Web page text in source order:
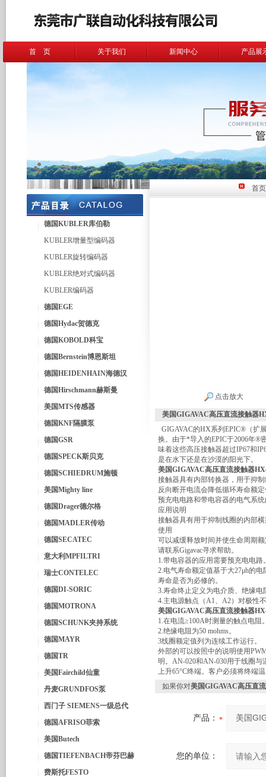
首 页 关于我们 新闻中心 产品展
德国KUBLER库伯勒
KUBLER增量型编码器
KUBLER旋转编码器
KUBLER绝对式编码器
KUBLER编码器
德国EGE
德国Hydac贺德克
德国KOBOLD科宝
德国Bernstein博恩斯坦
德国HEIDENHAIN海德汉
德国Hirschmann赫斯曼
美国MTS传感器
德国KNF隔膜泵
德国GSR
德国SPECK斯贝克
德国SCHIEDRUM施顿
美国Mighty line
德国Drager德尔格
德国MADLER传动
德国SECATEC
意大利MPFILTRI
瑞士CONTELEC
德国DI-SORIC
德国MOTRONA
德国SCHUNK夹持系统
德国MAYR
德国TR
美国Fairchild仙童
丹麦GRUNDFOS泵
西门子 SIEMENS一级总代
德国AFRISO菲索
美国Butech
德国TIEFENBACH帝芬巴赫
费斯托FESTO
首页
点击放大
美国GIGAVAC高压直流接触器
GIGAVAC的HX系列EPIC®（扩
换。由于*导入的EPIC于2006年®
味着这些高压接触器超过IP67和
是在水下还是在沙漠的阳光下。
美国GIGAVAC高压直流接触器
接触器具有内部转换器，用于抑
反向断开电流会降低循环寿命额
预充电电路和带电容器的电气系
应用说明
接触器具有用于抑制线圈的内部
使用
可以减缓释放时间并使生命周期
请联系Gigavac寻求帮助。
1.带电容器的应用需要预充电电路
2.电气寿命额定值基于大27μh的
寿命是否为必修的。
3.寿命终止定义为电介质、绝缘
4.主电源触点（A1、A2）对极性
美国GIGAVAC高压直流接触器
1.在电流≥100A时测量的触点电阻
2.绝缘电阻为50 mohms。
3线圈额定值列为连续工作运行。
外部的可以按照中的说明使用
明。AN-020和AN-030用于线圈
上升65°C终端。客户必须将终端
如果你对美国GIGAVAC高压直
产品：
您的单位：